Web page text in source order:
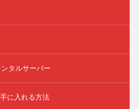
タルサーバー
に入れる方法